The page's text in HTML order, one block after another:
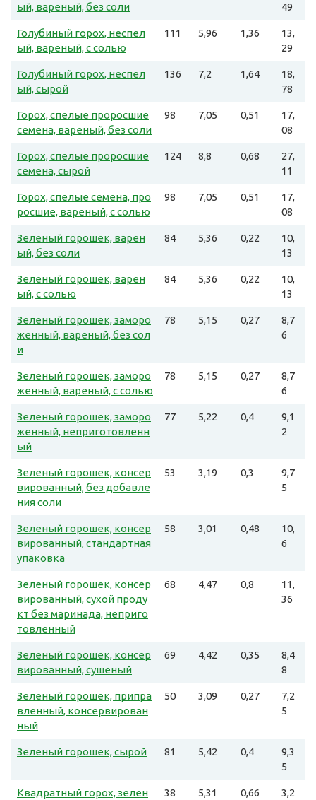
ый, вареный, без соли
49
Голубиный горох, неспел
ый, вареный, с солью
111 5,96 1,36
13,
29
Голубиный горох, неспел
ый, сырой
136 7,2 1,64
18,
78
Горох, спелые проросшие
семена, вареный, без соли
98 7,05 0,51
17,
08
Горох, спелые проросшие
семена, сырой
124 8,8 0,68
27,
11
Горох, спелые семена, про
росшие, вареный, с солью
98 7,05 0,51
17,
08
Зеленый горошек, варен
ый, без соли
84 5,36 0,22
10,
13
Зеленый горошек, варен
ый, с солью
84 5,36 0,22
10,
13
Зеленый горошек, заморо
женный, вареный, без сол
и
78 5,15 0,27
8,7
6
Зеленый горошек, заморо
женный, вареный, с солью
78 5,15 0,27
8,7
6
Зеленый горошек, заморо
женный, неприготовленн
ый
77 5,22 0,4
9,1
2
Зеленый горошек, консер
вированный, без добавле
ния соли
53 3,19 0,3
9,7
5
Зеленый горошек, консер
вированный, стандартная
упаковка
58 3,01 0,48
10,
6
Зеленый горошек, консер
вированный, сухой проду
кт без маринада, неприго
товленный
68 4,47 0,8
11,
36
Зеленый горошек, консер
вированный, сушеный
69 4,42 0,35
8,4
8
Зеленый горошек, припра
вленный, консервирован
ный
50 3,09 0,27
7,2
5
Зеленый горошек, сырой 81 5,42 0,4
9,3
5
Квадратный горох, зелен
38 5,31 0,66
3,2